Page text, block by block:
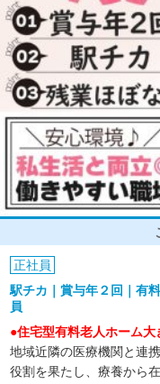
正社員
駅チカ｜賞与年２回｜有
員
●住宅型有料老人ホーム
地域近隣の医療機関と連
役割を果たし、療養から